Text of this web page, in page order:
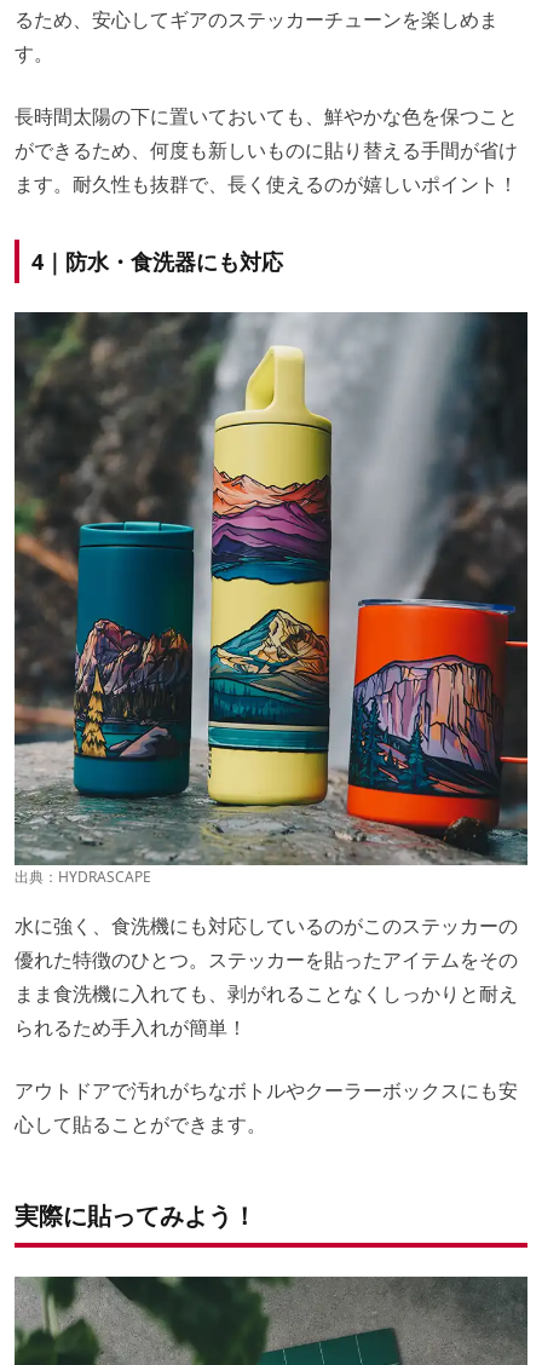
るため、安心してギアのステッカーチューンを楽しめま
す。
長時間太陽の下に置いておいても、鮮やかな色を保つこと
ができるため、何度も新しいものに貼り替える手間が省け
ます。耐久性も抜群で、長く使えるのが嬉しいポイント！
4｜防水・食洗器にも対応
出典： HYDRASCAPE
水に強く、食洗機にも対応しているのがこのステッカーの
優れた特徴のひとつ。ステッカーを貼ったアイテムをその
まま食洗機に入れても、剥がれることなくしっかりと耐え
られるため手入れが簡単！
アウトドアで汚れがちなボトルやクーラーボックスにも安
心して貼ることができます。
実際に貼ってみよう！